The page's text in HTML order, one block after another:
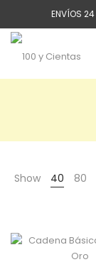
ENVÍOS
Show 40 80